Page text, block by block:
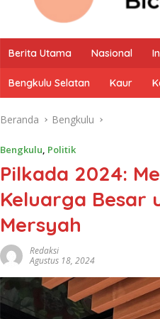
Berita Utama Nasional
Bengkulu Selatan Kaur
Beranda Bengkulu
Bengkulu, Politik
Pilkada 2024:
Keluarga Besar
Mersyah
Redaksi
Agustus 18, 2024